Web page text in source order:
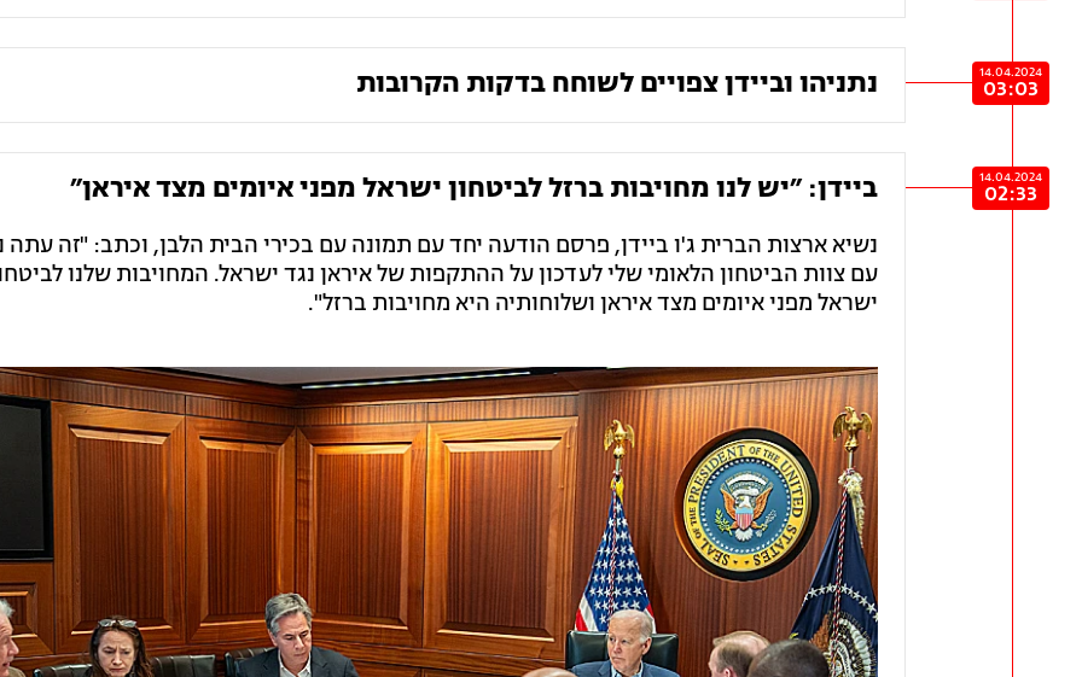
14.04.2024
03:03 נתניהו וביידן צפויים לשוחח בדקות הקרובות
14.04.2024
02:33 ביידן: ״יש לנו מחויבות ברזל לביטחון ישראל מפני איומים מצד איראן״
נשיא ארצות הברית ג'ו ביידן, פרסם הודעה יחד עם תמונה עם בכירי הבית הלבן, וכתב: "זה עתה
עם צוות הביטחון הלאומי שלי לעדכון על ההתקפות של איראן נגד ישראל. המחויבות שלנו
ישראל מפני איומים מצד איראן ושלוחותיה היא מחויבות ברזל".